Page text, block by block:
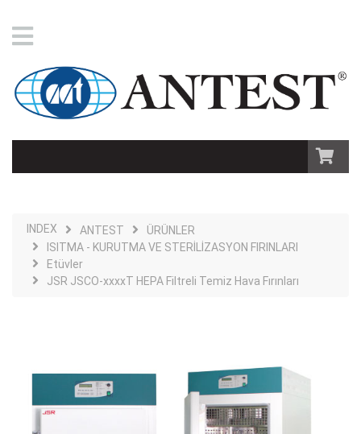
INDEX ANTEST
ÜRÜNLER
ISITMA - KURUTMA VE STERİLİZASYON FIRINLARI
Etüvler
JSR JSCO-xxxxT HEPA Filtreli Temiz Hava Fırınları